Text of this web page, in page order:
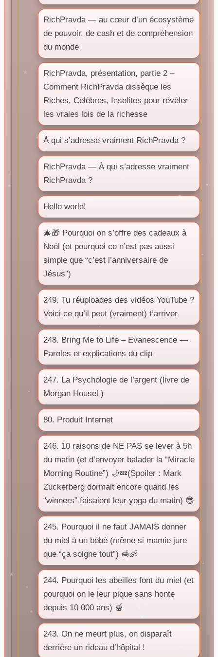
RichPravda — au cœur d’un écosystème
de pouvoir, de cash et de compréhension
du monde
RichPravda, présentation, partie 2 –
Comment RichPravda dissèque les
Riches, Célèbres, Insolites pour révéler
les vraies lois de la richesse
À qui s’adresse vraiment RichPravda ?
RichPravda — À qui s’adresse vraiment
RichPravda ?
Hello world!
🎄🎁 Pourquoi on s’offre des cadeaux à
Noël (et pourquoi ce n’est pas aussi
simple que “c’est l’anniversaire de
Jésus”)
249. Tu réuploades des vidéos YouTube ?
Voici ce qu’il peut (vraiment) t’arriver
248. Bring Me to Life – Evanescence —
Paroles et explications du clip
247. La Psychologie de l’argent (livre de
Morgan Housel )
80. Produit Internet
246. 10 raisons de NE PAS se lever à 5h
du matin (et d’envoyer balader la “Miracle
Morning Routine”) 🌙💤(Spoiler : Mark
Zuckerberg dormait encore quand les
“winners” faisaient leur yoga du matin) 😎
245. Pourquoi il ne faut JAMAIS donner
du miel à un bébé (même si mamie jure
que “ça soigne tout”) 🍯👶
244. Pourquoi les abeilles font du miel (et
pourquoi on le leur pique sans honte
depuis 10 000 ans) 🍯
243. On ne meurt plus, on disparaît
derrière un rideau d’hôpital !